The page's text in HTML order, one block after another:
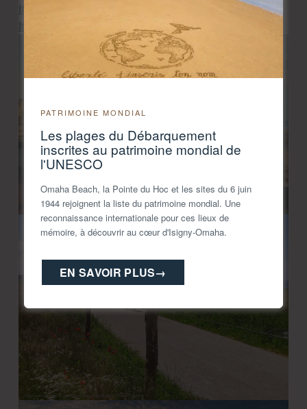
Itinéraire d'Isigny sur Mer à Grandcamp-Maisy
Itinéraire de Grandcamp-Maisy à Port en Bessin
PATRIMOINE MONDIAL
Les plages du Débarquement
inscrites au patrimoine mondial de
l'UNESCO
Omaha Beach, la Pointe du Hoc et les sites du 6 juin
1944 rejoignent la liste du patrimoine mondial. Une
reconnaissance internationale pour ces lieux de
mémoire, à découvrir au cœur d'Isigny-Omaha.
EN SAVOIR PLUS→